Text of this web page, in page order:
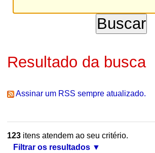
Resultado da busca
Assinar um RSS sempre atualizado.
123itens atendem ao seu critério.
Filtrar os resultados